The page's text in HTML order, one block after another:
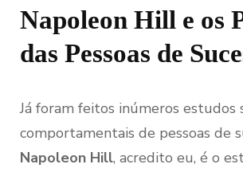
Napoleon Hill e os
das Pessoas de
Já foram feitos inúmeros estudos
comportamentais de pessoas de
Napoleon Hill, acredito eu, é o